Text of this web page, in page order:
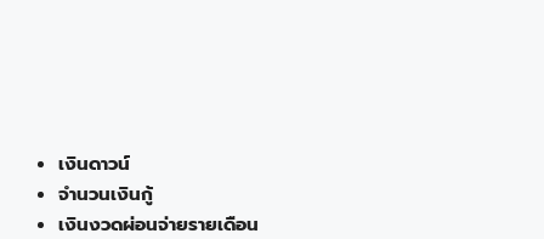
เงินดาวน์
จำนวนเงินกู้
เงินงวดผ่อนจ่ายรายเดือน